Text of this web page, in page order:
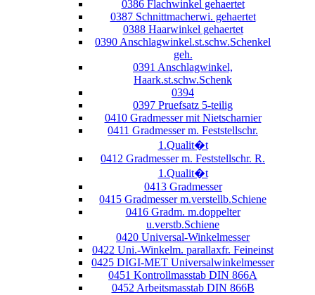
0386 Flachwinkel gehaertet
0387 Schnittmacherwi. gehaertet
0388 Haarwinkel gehaertet
0390 Anschlagwinkel.st.schw.Schenkel
geh.
0391 Anschlagwinkel,
Haark.st.schw.Schenk
0394
0397 Pruefsatz 5-teilig
0410 Gradmesser mit Nietscharnier
0411 Gradmesser m. Feststellschr.
1.Qualit�t
0412 Gradmesser m. Feststellschr. R.
1.Qualit�t
0413 Gradmesser
0415 Gradmesser m.verstellb.Schiene
0416 Gradm. m.doppelter
u.verstb.Schiene
0420 Universal-Winkelmesser
0422 Uni.-Winkelm. parallaxfr. Feineinst
0425 DIGI-MET Universalwinkelmesser
0451 Kontrollmasstab DIN 866A
0452 Arbeitsmasstab DIN 866B